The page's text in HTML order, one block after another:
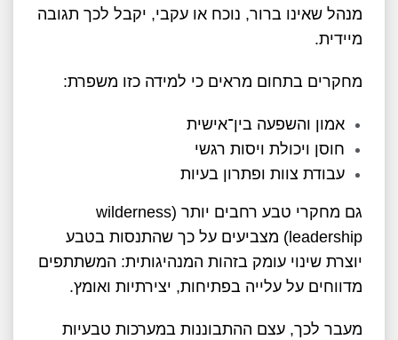
מנהל שאינו ברור, נוכח או עקבי, יקבל לכך תגובה
מיידית.
מחקרים בתחום מראים כי למידה כזו משפרת:
אמון והשפעה בין־אישית
חוסן ויכולת ויסות רגשי
עבודת צוות ופתרון בעיות
​גם מחקרי טבע רחבים יותר (wilderness
leadership) מצביעים על כך שהתנסות בטבע
יוצרת שינוי עומק בזהות המנהיגותית: המשתתפים
מדווחים על עלייה בפתיחות, יצירתיות ואומץ.
מעבר לכך, עצם ההתבוננות במערכות טבעיות